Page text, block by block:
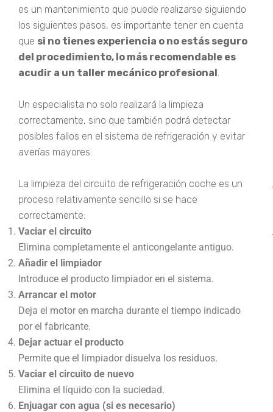
es un mantenimiento que puede realizarse siguiendo
los siguientes pasos, es importante tener en cuenta
que si no tienes experiencia o no estás seguro
del procedimiento, lo más recomendable es
acudir a un taller mecánico profesional.
Un especialista no solo realizará la limpieza
correctamente, sino que también podrá detectar
posibles fallos en el sistema de refrigeración y evitar
averías mayores.
La limpieza del circuito de refrigeración coche es un
proceso relativamente sencillo si se hace
correctamente:
Vaciar el circuito
Elimina completamente el anticongelante antiguo.
Añadir el limpiador
Introduce el producto limpiador en el sistema.
Arrancar el motor
Deja el motor en marcha durante el tiempo indicado
por el fabricante.
Dejar actuar el producto
Permite que el limpiador disuelva los residuos.
Vaciar el circuito de nuevo
Elimina el líquido con la suciedad.
Enjuagar con agua (si es necesario)